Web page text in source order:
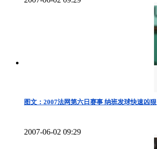
图文：2007法网第六日赛事 纳班发球快速凶狠
2007-06-02 09:29